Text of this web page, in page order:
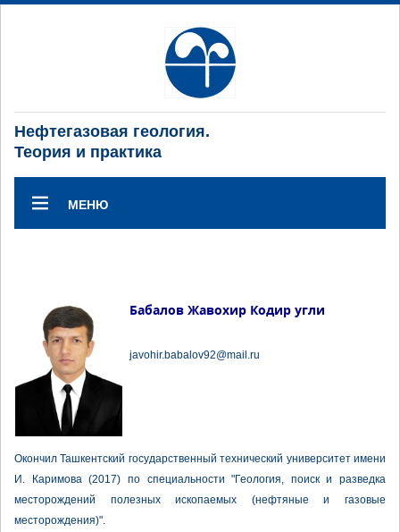
Нефтегазовая геология.
Теория и практика
МЕНЮ
Бабалов Жавохир Кодир угли
javohir.babalov92@mail.ru
Окончил Ташкентский государственный технический университет имени
И. Каримова (2017) по специальности "Геология, поиск и разведка
месторождений полезных ископаемых (нефтяные и газовые
месторождения)".